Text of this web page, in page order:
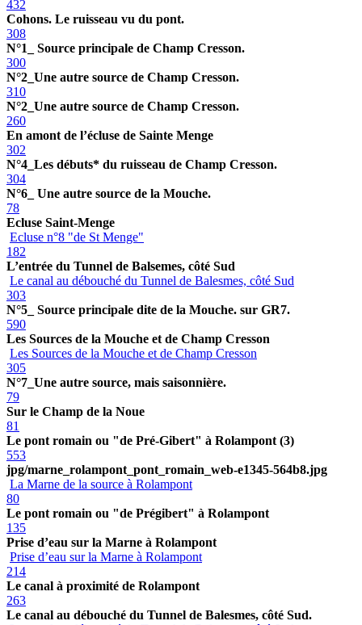
432
Cohons. Le ruisseau vu du pont.
308
N°1_ Source principale de Champ Cresson.
300
N°2_Une autre source de Champ Cresson.
310
N°2_Une autre source de Champ Cresson.
260
En amont de l’écluse de Sainte Menge
302
N°4_Les débuts* du ruisseau de Champ Cresson.
304
N°6_ Une autre source de la Mouche.
78
Ecluse Saint-Menge
Ecluse n°8 "de St Menge"
182
L’entrée du Tunnel de Balsemes, côté Sud
Le canal au débouché du Tunnel de Balesmes, côté Sud
303
N°5_ Source principale dite de la Mouche. sur GR7.
590
Les Sources de la Mouche et de Champ Cresson
Les Sources de la Mouche et de Champ Cresson
305
N°7_Une autre source, mais saisonnière.
79
Sur le Champ de la Noue
81
Le pont romain ou "de Pré-Gibert" à Rolampont (3)
553
jpg/marne_rolampont_pont_romain_web-e1345-564b8.jpg
La Marne de la source à Rolampont
80
Le pont romain ou "de Prégibert" à Rolampont
135
Prise d’eau sur la Marne à Rolampont
Prise d’eau sur la Marne à Rolampont
214
Le canal à proximité de Rolampont
263
Le canal au débouché du Tunnel de Balesmes, côté Sud.